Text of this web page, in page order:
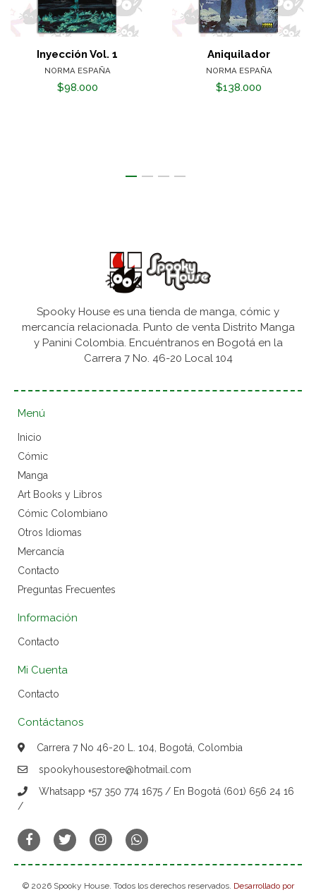
Inyección Vol. 1
NORMA ESPAÑA
$98.000
Aniquilador
NORMA ESPAÑA
$138.000
Spooky House es una tienda de manga, cómic y
mercancía relacionada. Punto de venta Distrito Manga
y Panini Colombia. Encuéntranos en Bogotá en la
Carrera 7 No. 46-20 Local 104
Menú
Inicio
Cómic
Manga
Art Books y Libros
Cómic Colombiano
Otros Idiomas
Mercancía
Contacto
Preguntas Frecuentes
Información
Contacto
Mi Cuenta
Contacto
Contáctanos
Carrera 7 No 46-20 L. 104, Bogotá, Colombia
spookyhousestore@hotmail.com
Whatsapp +57 350 774 1675 / En Bogotá (601) 656 24 16
/
© 2026 Spooky House. Todos los derechos reservados. Desarrollado por